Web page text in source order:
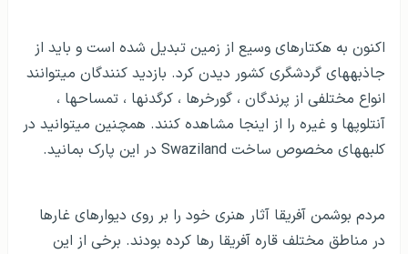
اکنون به هکتارهای وسیع از زمین تبدیل شده است و باید از
جاذبه­های گردشگری کشور دیدن کرد. بازدید کنندگان می­توانند
انواع مختلفی از پرندگان ، گورخرها ، کرگدن­ها ، تمساح­ها ،
آنتلوپ­ها و غیره را از اینجا مشاهده کنند. همچنین می­توانید در
کلبه­های مخصوص ساخت Swaziland در این پارک بمانید.
مردم بوشمن آفریقا آثار هنری خود را بر روی دیوارهای غارها
در مناطق مختلف قاره آفریقا رها کرده بودند. برخی از این